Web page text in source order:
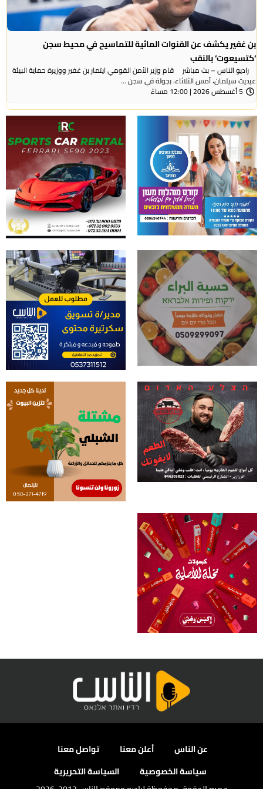
بن غفير يكشف عن القنوات المائية للتماسيح في محيط سجن
‘كتسيعوت‘ بالنقب
راديو الناس – بث مباشر قام وزير الأمن القومي ايتمار بن غفير ووزيرة حماية البيئة
عيديت سيلمان، أمس الثلاثاء، بجولة في سجن ...
5 أغسطس 2026 | 12:00 مساءً
عن الناس أعلن معنا
تواصل معنا
سياسة الخصوصية
السياسة التحريرية